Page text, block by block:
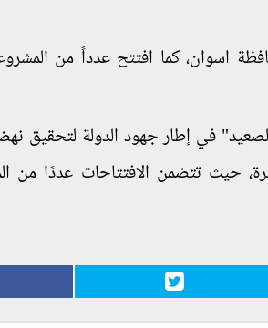
اسوان، كما افتتح عدداً من
في إطار جهود الدولة لتحقيق
حيث تتضمن الافتتاحات عددًا من